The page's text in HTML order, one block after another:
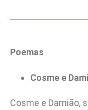
Poemas
Cosme e
Cosme e Damião,